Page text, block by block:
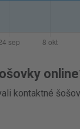
kontaktné